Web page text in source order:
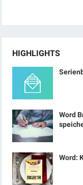
HIGHLIGHTS
Word
Word: